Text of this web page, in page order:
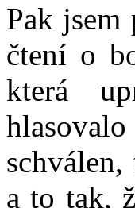
Pak jsem
čtení o
která
a to tak,